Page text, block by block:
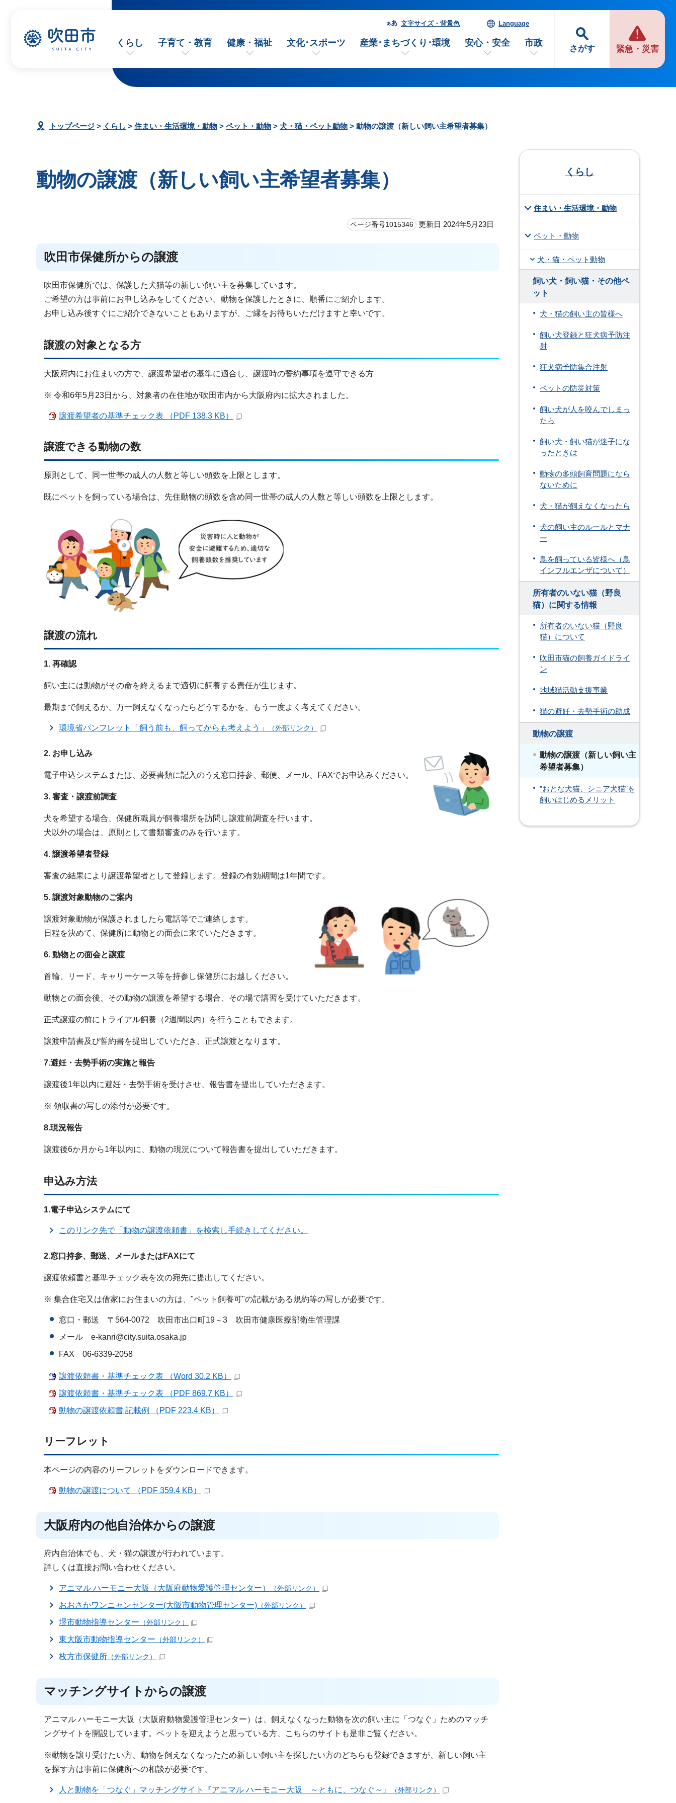
さがす 緊急・災害
文字サイズ・背景色 Language
くらし 子育て・教育 健康・福祉 文化･スポーツ 産業･まちづくり･環境 安心・安全 市政
トップページ > くらし > 住まい・生活環境・動物 > ペット・動物 > 犬・猫・ペット動物 > 動物の譲渡（新しい飼い主希望者募集）
動物の譲渡（新しい飼い主希望者募集）
ページ番号1015346 更新日 2024年5月23日
吹田市保健所からの譲渡
吹田市保健所では、保護した犬猫等の新しい飼い主を募集しています。
ご希望の方は事前にお申し込みをしてください。動物を保護したときに、順番にご紹介します。
お申し込み後すぐにご紹介できないこともありますが、ご縁をお待ちいただけますと幸いです。
譲渡の対象となる方
大阪府内にお住まいの方で、譲渡希望者の基準に適合し、譲渡時の誓約事項を遵守できる方
※ 令和6年5月23日から、対象者の在住地が吹田市内から大阪府内に拡大されました。
譲渡希望者の基準チェック表 （PDF 138.3 KB）
譲渡できる動物の数
原則として、同一世帯の成人の人数と等しい頭数を上限とします。
既にペットを飼っている場合は、先住動物の頭数を含め同一世帯の成人の人数と等しい頭数を上限とします。
譲渡の流れ
1. 再確認
飼い主には動物がその命を終えるまで適切に飼養する責任が生じます。
最期まで飼えるか、万一飼えなくなったらどうするかを、もう一度よく考えてください。
環境省パンフレット「飼う前も、飼ってからも考えよう」 （外部リンク）
2. お申し込み
電子申込システムまたは、必要書類に記入のうえ窓口持参、郵便、メール、FAXでお申込みください。
3. 審査・譲渡前調査
犬を希望する場合、保健所職員が飼養場所を訪問し譲渡前調査を行います。
犬以外の場合は、原則として書類審査のみを行います。
4. 譲渡希望者登録
審査の結果により譲渡希望者として登録します。登録の有効期間は1年間です。
5. 譲渡対象動物のご案内
譲渡対象動物が保護されましたら電話等でご連絡します。
日程を決めて、保健所に動物との面会に来ていただきます。
6. 動物との面会と譲渡
首輪、リード、キャリーケース等を持参し保健所にお越しください。
動物との面会後、その動物の譲渡を希望する場合、その場で講習を受けていただきます。
正式譲渡の前にトライアル飼養（2週間以内）を行うこともできます。
譲渡申請書及び誓約書を提出していただき、正式譲渡となります。
7.避妊・去勢手術の実施と報告
譲渡後1年以内に避妊・去勢手術を受けさせ、報告書を提出していただきます。
※ 領収書の写しの添付が必要です。
8.現況報告
譲渡後6か月から1年以内に、動物の現況について報告書を提出していただきます。
申込み方法
1.電子申込システムにて
このリンク先で「動物の譲渡依頼書」を検索し手続きしてください。
2.窓口持参、郵送、メールまたはFAXにて
譲渡依頼書と基準チェック表を次の宛先に提出してください。
※ 集合住宅又は借家にお住まいの方は、"ペット飼養可"の記載がある規約等の写しが必要です。
窓口・郵送 〒564-0072 吹田市出口町19－3 吹田市健康医療部衛生管理課
メール e-kanri@city.suita.osaka.jp
FAX 06-6339-2058
譲渡依頼書・基準チェック表 （Word 30.2 KB）
譲渡依頼書・基準チェック表 （PDF 869.7 KB）
動物の譲渡依頼書 記載例 （PDF 223.4 KB）
リーフレット
本ページの内容のリーフレットをダウンロードできます。
動物の譲渡について （PDF 359.4 KB）
大阪府内の他自治体からの譲渡
府内自治体でも、犬・猫の譲渡が行われています。
詳しくは直接お問い合わせください。
アニマル ハーモニー大阪（大阪府動物愛護管理センター） （外部リンク）
おおさかワンニャンセンター(大阪市動物管理センター) （外部リンク）
堺市動物指導センター （外部リンク）
東大阪市動物指導センター （外部リンク）
枚方市保健所 （外部リンク）
マッチングサイトからの譲渡
アニマル ハーモニー大阪（大阪府動物愛護管理センター）は、飼えなくなった動物を次の飼い主に「つなぐ」ためのマッチ
ングサイトを開設しています。ペットを迎えようと思っている方、こちらのサイトも是非ご覧ください。
※動物を譲り受けたい方、動物を飼えなくなったため新しい飼い主を探したい方のどちらも登録できますが、新しい飼い主
を探す方は事前に保健所への相談が必要です。
人と動物を「つなぐ」マッチングサイト『アニマル ハーモニー大阪 ～ともに、つなぐ～』 （外部リンク）
くらし
住まい・生活環境・動物
ペット・動物
犬・猫・ペット動物
飼い犬・飼い猫・その他ペ
ット
犬・猫の飼い主の皆様へ
飼い犬登録と狂犬病予防注
射
狂犬病予防集合注射
ペットの防災対策
飼い犬が人を咬んでしまっ
たら
飼い犬・飼い猫が迷子にな
ったときは
動物の多頭飼育問題になら
ないために
犬・猫が飼えなくなったら
犬の飼い主のルールとマナ
ー
鳥を飼っている皆様へ（鳥
インフルエンザについて）
所有者のいない猫（野良
猫）に関する情報
所有者のいない猫（野良
猫）について
吹田市猫の飼養ガイドライ
ン
地域猫活動支援事業
猫の避妊・去勢手術の助成
動物の譲渡
動物の譲渡（新しい飼い主
希望者募集）
”おとな犬猫、シニア犬猫”を
飼いはじめるメリット